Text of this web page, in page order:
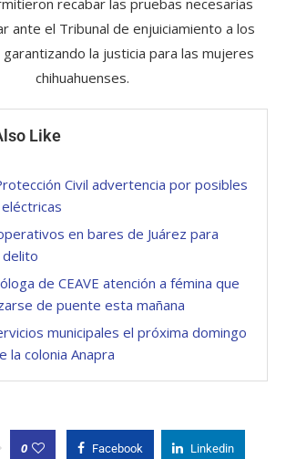
recabar las pruebas necesarias
ante el Tribunal de enjuiciamiento a los
la justicia para las mujeres
chihuahuenses.
Like
Civil advertencia por posibles
en bares de Juárez para
de CEAVE atención a fémina que
de puente esta mañana
municipales el próxima domingo
la colonia Anapra
0 Facebook Linkedin